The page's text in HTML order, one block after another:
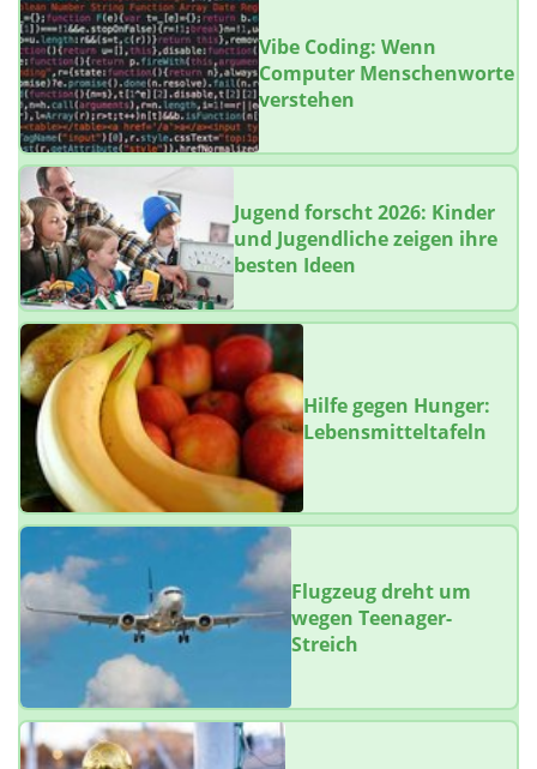
Vibe Coding: Wenn
Computer Menschenworte
verstehen
Jugend forscht 2026: Kinder
und Jugendliche zeigen ihre
besten Ideen
Hilfe gegen Hunger:
Lebensmitteltafeln
Flugzeug dreht um
wegen Teenager-
Streich